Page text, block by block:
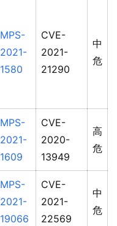
MPS-
2021-
1580
CVE-
2021-
21290
中
危
MPS-
2021-
1609
CVE-
2020-
13949
高
危
MPS-
2021-
19066
CVE-
2021-
22569
中
危